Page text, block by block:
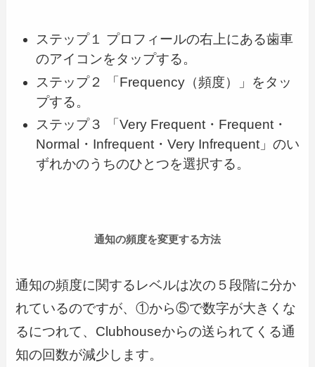
ステップ１ プロフィールの右上にある歯車
のアイコンをタップする。
ステップ２ 「Frequency（頻度）」をタッ
プする。
ステップ３ 「Very Frequent・Frequent・
Normal・Infrequent・Very Infrequent」のい
ずれかのうちのひとつを選択する。
通知の頻度を変更する方法
通知の頻度に関するレベルは次の５段階に分か
れているのですが、①から⑤で数字が大きくな
るにつれて、Clubhouseからの送られてくる通
知の回数が減少します。